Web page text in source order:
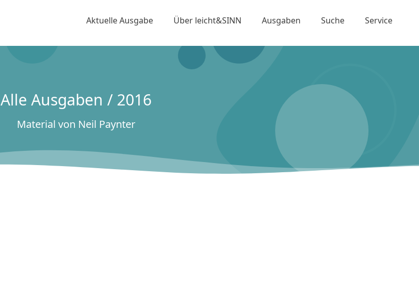
Aktuelle Ausgabe Über leicht&SINN Ausgaben Suche Service
Alle Ausgaben / 2016
Material von Neil Paynter